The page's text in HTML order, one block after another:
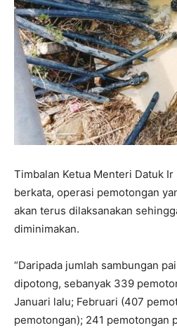
Timbalan Ketua Menteri Datuk Ir
berkata, operasi pemotongan
akan terus dilaksanakan
diminimakan.
“Daripada jumlah sambungan
dipotong, sebanyak 339
Januari lalu; Februari (407
pemotongan); 241 pemotongan